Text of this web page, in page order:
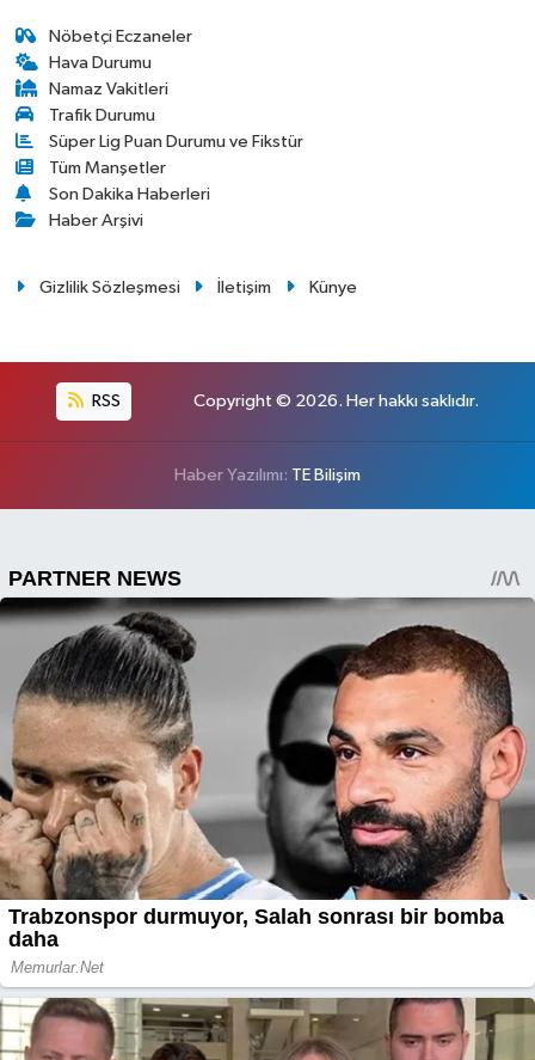
Nöbetçi Eczaneler
Hava Durumu
Namaz Vakitleri
Trafik Durumu
Süper Lig Puan Durumu ve Fikstür
Tüm Manşetler
Son Dakika Haberleri
Haber Arşivi
Gizlilik Sözleşmesi İletişim Künye
RSS Copyright © 2026. Her hakkı saklıdır.
Haber Yazılımı: TE Bilişim